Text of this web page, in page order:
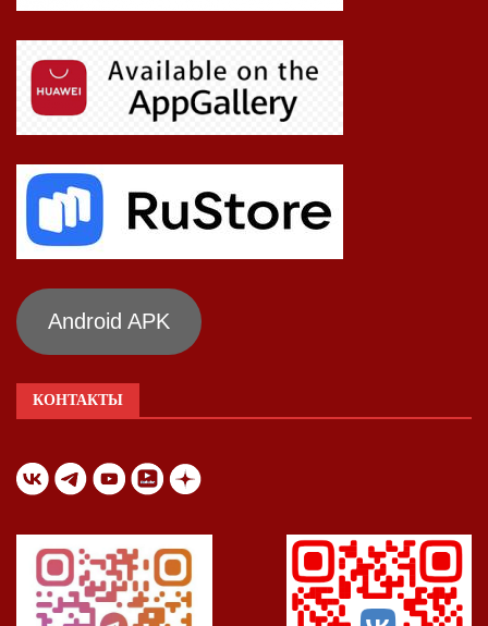
Android APK
КОНТАКТЫ